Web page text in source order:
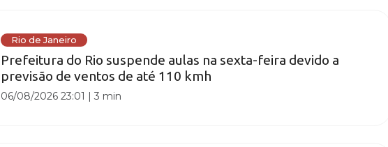
Rio de Janeiro
Prefeitura do Rio suspende aulas na sexta-feira devido a
previsão de ventos de até 110 kmh
06/08/2026 23:01 |3 min